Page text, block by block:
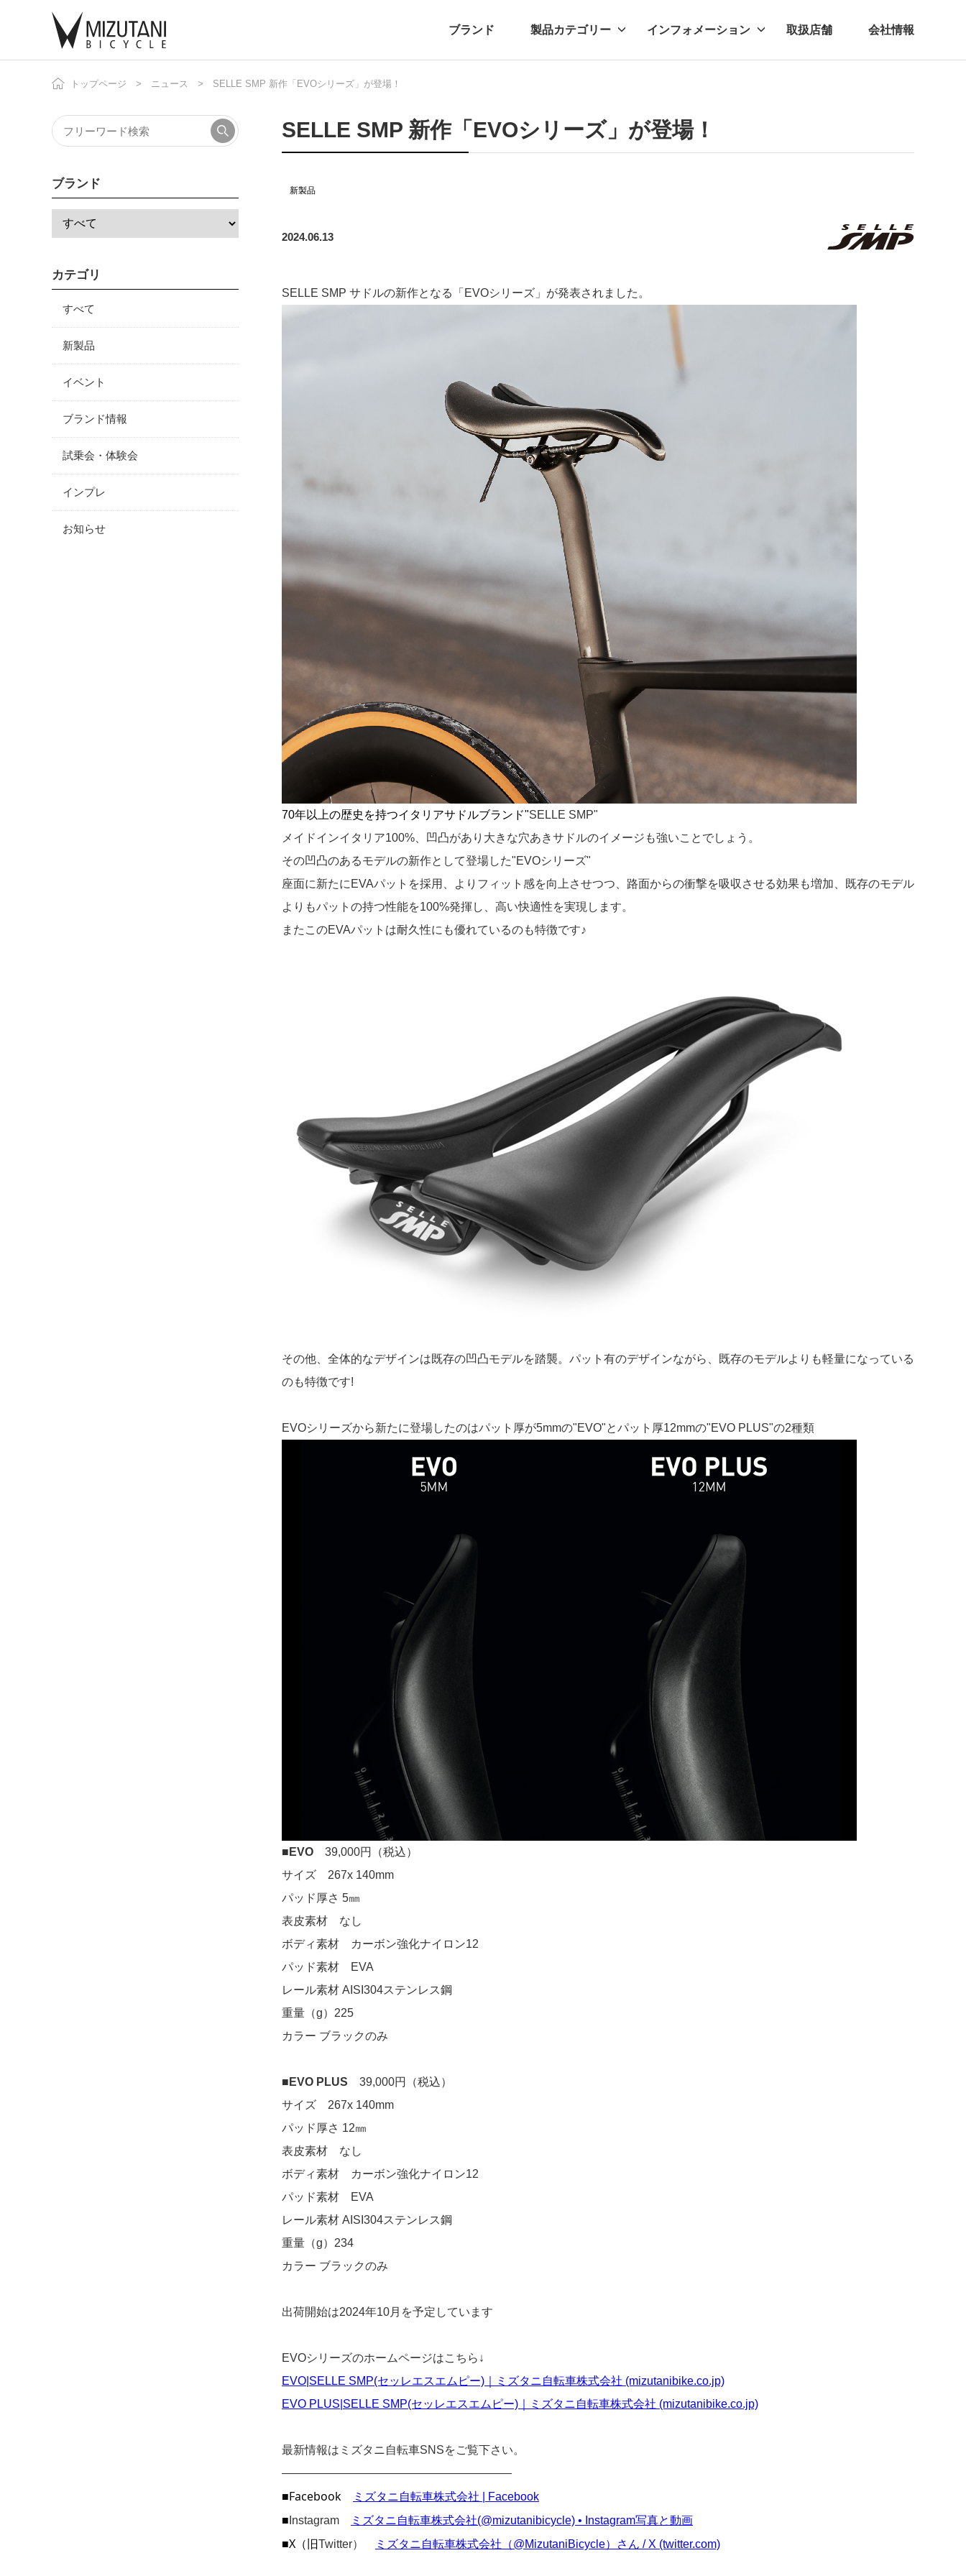
ブランド 製品カテゴリー
自転車 自転車パーツ
インフォメーション
ニュース
取扱店舗 会社情報
トップページ ニュース SELLE SMP 新作「EVOシリーズ」が登場！
SELLE SMP 新作「EVOシリーズ」が登場！
新製品
2024.06.13
SELLE SMP サドルの新作となる「EVOシリーズ」が発表されました。
70年以上の歴史を持つイタリアサドルブランド"SELLE SMP"
メイドインイタリア100%、凹凸があり大きな穴あきサドルのイメージも強いことでしょう。
その凹凸のあるモデルの新作として登場した"EVOシリーズ"
座面に新たにEVAパットを採用、よりフィット感を向上させつつ、路面からの衝撃を吸収させる効果も増加、既存のモデル
よりもパットの持つ性能を100%発揮し、高い快適性を実現します。
またこのEVAパットは耐久性にも優れているのも特徴です♪
その他、全体的なデザインは既存の凹凸モデルを踏襲。パット有のデザインながら、既存のモデルよりも軽量になっている
のも特徴です!
EVOシリーズから新たに登場したのはパット厚が5mmの"EVO"とパット厚12mmの"EVO PLUS"の2種類
■ EVO
39,000円（税込）
サイズ 267x 140mm
パッド厚さ 5㎜
表皮素材 なし
ボディ素材 カーボン強化ナイロン12
パッド素材 EVA
レール素材 AISI304ステンレス鋼
重量（g）225
カラー ブラックのみ
■ EVO PLUS
39,000円（税込）
サイズ 267x 140mm
パッド厚さ 12㎜
表皮素材 なし
ボディ素材 カーボン強化ナイロン12
パッド素材 EVA
レール素材 AISI304ステンレス鋼
重量（g）234
カラー ブラックのみ
出荷開始は2024年10月を予定しています
EVOシリーズのホームページはこちら↓
EVO|SELLE SMP(セッレエスエムピー)｜ミズタニ自転車株式会社 (mizutanibike.co.jp)
EVO PLUS|SELLE SMP(セッレエスエムピー)｜ミズタニ自転車株式会社 (mizutanibike.co.jp)
最新情報はミズタニ自転車SNSをご覧下さい。
————————————————————
■Facebook ミズタニ自転車株式会社 | Facebook
■ Instagram ミズタニ自転車株式会社(@mizutanibicycle) • Instagram写真と動画
■X（旧Twitter） ミズタニ自転車株式会社（@MizutaniBicycle）さん / X (twitter.com)
ブランド
カテゴリ
すべて
新製品
イベント
ブランド情報
試乗会・体験会
インプレ
お知らせ